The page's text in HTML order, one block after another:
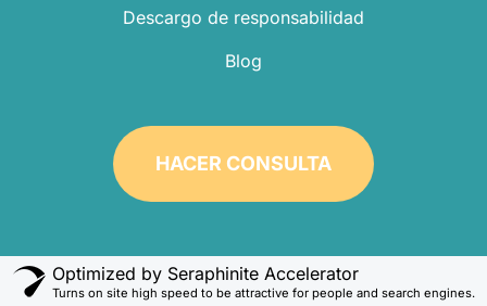
Descargo de responsabilidad
Blog
HACER CONSULTA
Optimized by Seraphinite Accelerator
Turns on site high speed to be attractive for people and search engines.